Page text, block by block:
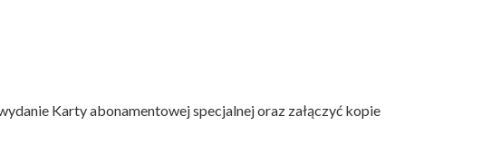
Karty abonamentowej specjalnej oraz załączyć kopie